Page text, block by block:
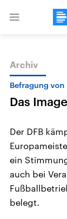
Close
Themen
Landtagswahl
2026
Alle
Sachsen-Anhalt
September 2026
Landtag. Seit
Bundesland von
Archiv
Befragung
Das
Der DFB
ein
auch bei
belegt.